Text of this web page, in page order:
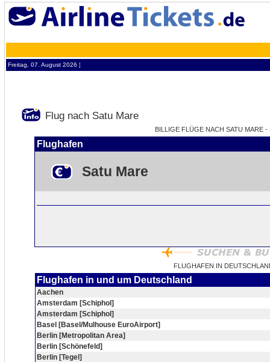
Freitag, 07. August 2026 ¦
Flug nach Satu Mare
BILLIGE FLÜGE NACH SATU MARE
Flughafen
Satu Mare
FLUGHAFEN IN
Flughafen in und um Deutschland
Aachen
Amsterdam [Schiphol]
Amsterdam [Schiphol]
Basel [Basel/Mulhouse EuroAirport]
Berlin [Metropolitan Area]
Berlin [Schönefeld]
Berlin [Tegel]